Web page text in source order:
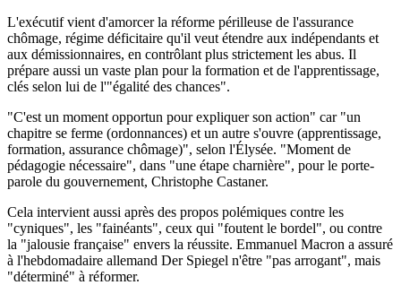
L'exécutif vient d'amorcer la réforme périlleuse de l'assurance
chômage, régime déficitaire qu'il veut étendre aux indépendants et
aux démissionnaires, en contrôlant plus strictement les abus. Il
prépare aussi un vaste plan pour la formation et de l'apprentissage,
clés selon lui de l'"égalité des chances".
"C'est un moment opportun pour expliquer son action" car "un
chapitre se ferme (ordonnances) et un autre s'ouvre (apprentissage,
formation, assurance chômage)", selon l'Élysée. "Moment de
pédagogie nécessaire", dans "une étape charnière", pour le porte-
parole du gouvernement, Christophe Castaner.
Cela intervient aussi après des propos polémiques contre les
"cyniques", les "fainéants", ceux qui "foutent le bordel", ou contre
la "jalousie française" envers la réussite. Emmanuel Macron a assuré
à l'hebdomadaire allemand Der Spiegel n'être "pas arrogant", mais
"déterminé" à réformer.